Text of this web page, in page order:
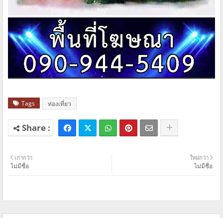
Tags ท่องเที่ยว
ใหม่กว่า
ไม่มีชื่อ
เก่ากว่า
ไม่มีชื่อ